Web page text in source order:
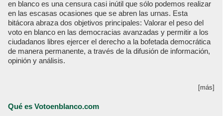
en blanco es una censura casi inútil que sólo podemos realizar
en las escasas ocasiones que se abren las urnas. Esta
bitácora abraza dos objetivos principales: Valorar el peso del
voto en blanco en las democracias avanzadas y permitir a los
ciudadanos libres ejercer el derecho a la bofetada democrática
de manera permanente, a través de la difusión de información,
opinión y análisis.
[más]
Qué es Votoenblanco.com